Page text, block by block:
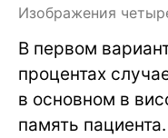
Изображения
В первом
процентах
в основном в
память